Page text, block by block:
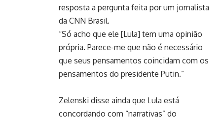
resposta a pergunta feita por um jornalista
da CNN Brasil.
“Só acho que ele [Lula] tem uma opinião
própria. Parece-me que não é necessário
que seus pensamentos coincidam com os
pensamentos do presidente Putin.”
Zelenski disse ainda que Lula está
concordando com “narrativas” do